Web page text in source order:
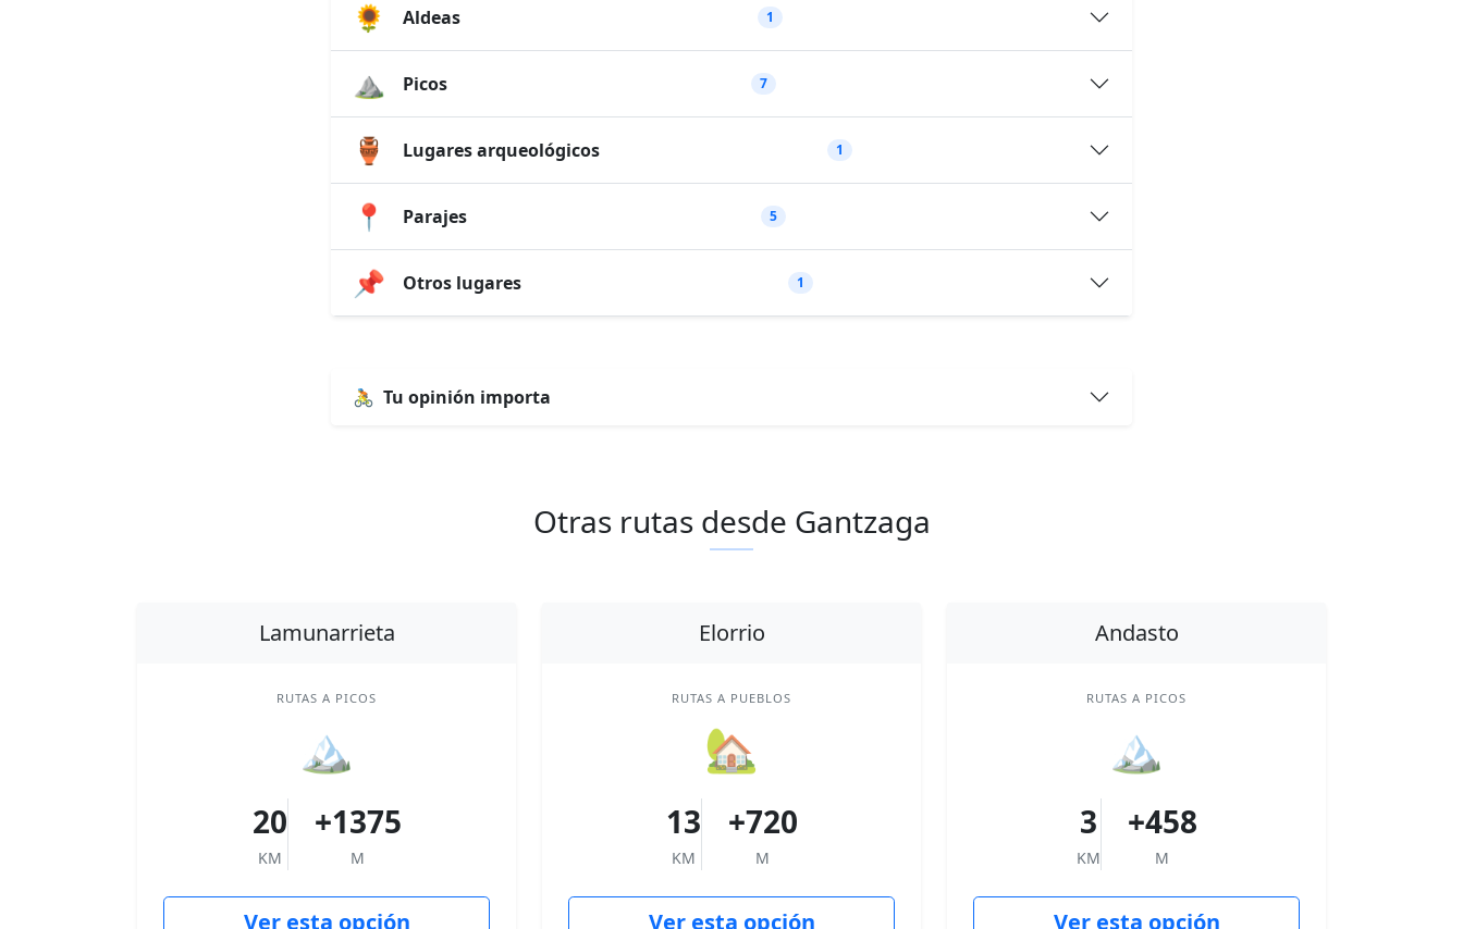
🌻 Aldeas 1
⛰️ Picos 7
🏺 Lugares arqueológicos 1
📍 Parajes 5
📌 Otros lugares 1
🚴 Tu opinión importa
Otras rutas desde Gantzaga
Lamunarrieta
RUTAS A PICOS
🏔
20
KM
+1375
M
Ver esta opción
Elorrio
RUTAS A PUEBLOS
🏡
13
KM
+720
M
Ver esta opción
Andasto
RUTAS A PICOS
🏔
3
KM
+458
M
Ver esta opción